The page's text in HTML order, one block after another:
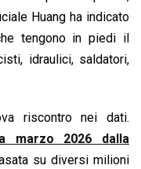
Huang ha indicato
tengono in piedi il
idraulici, saldatori,
riscontro nei dati.
marzo 2026 dalla
su diversi milioni